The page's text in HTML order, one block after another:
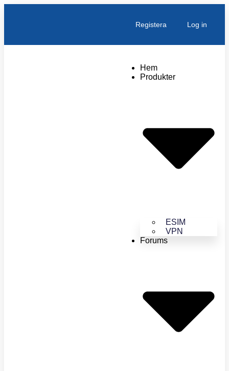
Registera Log in
Hem
Produkter
ESIM
VPN
Forums